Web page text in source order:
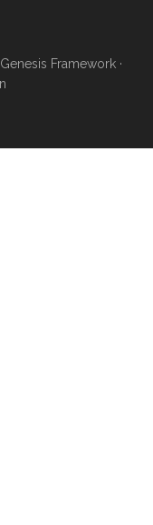
Genesis Framework·